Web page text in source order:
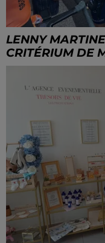
LENNY
CRITÉRIUM DE